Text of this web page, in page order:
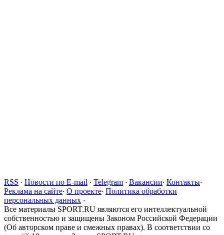
RSS · Новости по E-mail · Telegram · Вакансии· Контакты·
Реклама на сайте· О проекте· Политика обработки
персональных данных ·
Все материалы SPORT.RU являются его интеллектуальной
собственностью и защищены Законом Российской Федерации
(Об авторском праве и смежных правах). В соответствии со